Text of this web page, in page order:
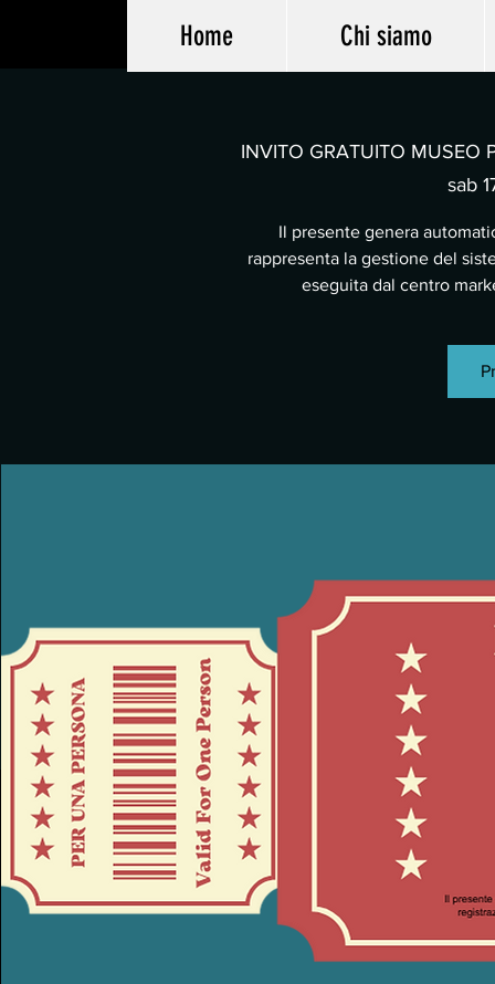
Home Chi siamo
INVITO GRATUITO MUSEO
sab
Il presente genera
rappresenta la gestione del
eseguita dal centro